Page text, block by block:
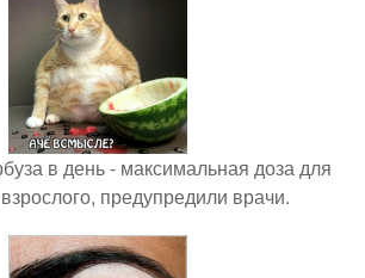
в день - максимальная доза для
предупредили врачи.